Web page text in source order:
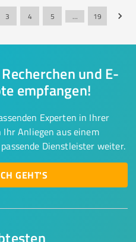
3 4 5 … 19
und E-
empfangen!
Experten in Ihrer
Anliegen aus einem
Dienstleister weiter.
GEHT'S